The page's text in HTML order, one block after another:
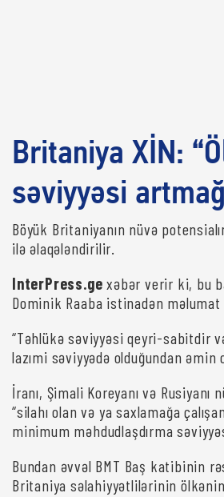
Britaniya XİN:
səviyyəsi
Böyük Britaniyanın nüvə
ilə əlaqələndirilir.
InterPress.ge xəbər verir ki, bu
Dominik Raaba istinadən məlumat
“Təhlükə səviyyəsi qeyri-sabitdir
lazımi səviyyədə olduğundan əmin
İranı, Şimali Koreyanı və
“silahı olan və ya saxlamağa
minimum məhdudlaşdırma
Bundan əvvəl BMT Baş katibinin
Britaniya səlahiyyətlilərinin ölkənin